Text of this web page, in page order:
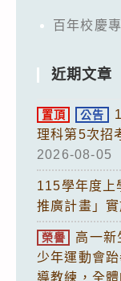
百年校慶
近期文章
置頂 公告
理科第5次招
2026-08-05
115學年度上
推廣計畫」
榮譽
高一新
少年運動會
導教練，全體